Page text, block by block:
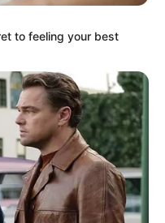
Wirr (30) hat in
Fans auf das TV-
& Anna im
RTL, auch via TVNow)
euch
diese
to feeling your best